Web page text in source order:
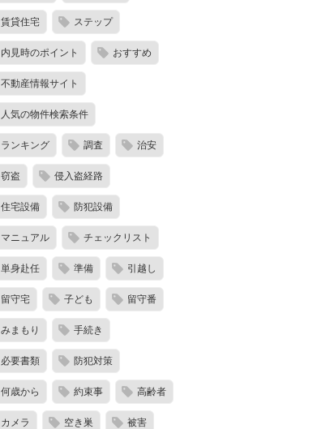
賃貸住宅 ステップ
内見時のポイント おすすめ
不動産情報サイト
人気の物件検索条件
ランキング 調査 治安
窃盗 侵入盗経路
住宅設備 防犯設備
マニュアル チェックリスト
単身赴任 準備 引越し
留守宅 子ども 留守番
みまもり 手続き
必要書類 防犯対策
何歳から 約束事 高齢者
カメラ 空き巣 被害